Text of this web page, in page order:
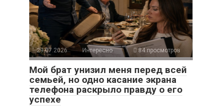
29.07.2026 Интересно 84 просмотров
Мой брат унизил меня перед всей
семьей, но одно касание экрана
телефона раскрыло правду о его
успехе